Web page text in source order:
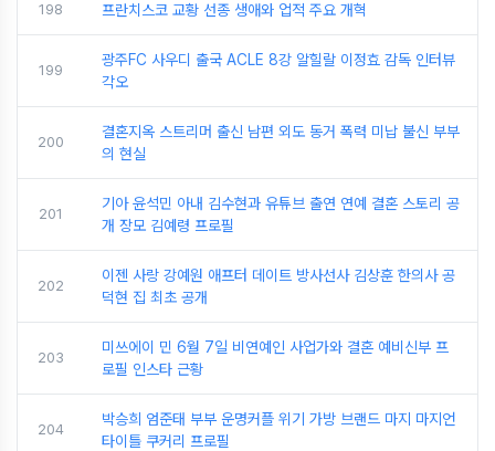
198 프란치스코 교황 선종 생애와 업적 주요 개혁
199
광주FC 사우디 출국 ACLE 8강 알힐랄 이정효 감독 인터뷰
각오
200
결혼지옥 스트리머 출신 남편 외도 동거 폭력 미납 불신 부부
의 현실
201
기아 윤석민 아내 김수현과 유튜브 출연 연예 결혼 스토리 공
개 장모 김예령 프로필
202
이젠 사랑 강예원 애프터 데이트 방사선사 김상훈 한의사 공
덕현 집 최초 공개
203
미쓰에이 민 6월 7일 비연예인 사업가와 결혼 예비신부 프
로필 인스타 근황
204
박승희 엄준태 부부 운명커플 위기 가방 브랜드 마지 마지언
타이틀 쿠커리 프로필